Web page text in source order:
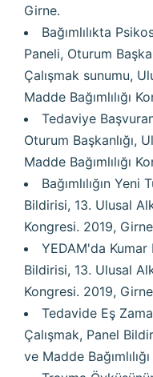
Girne.
Bağımlılıkta
Paneli, Oturum
Çalışmak sunumu,
Madde Bağımlılığı
Tedaviye
Oturum Başkanlığı,
Madde Bağımlılığı
Bağımlılığın
Bildirisi, 13. Ulusal
Kongresi. 2019,
YEDAM'da Kumar
Bildirisi, 13. Ulusal
Kongresi. 2019,
Tedavide Eş
Çalışmak, Panel
ve Madde